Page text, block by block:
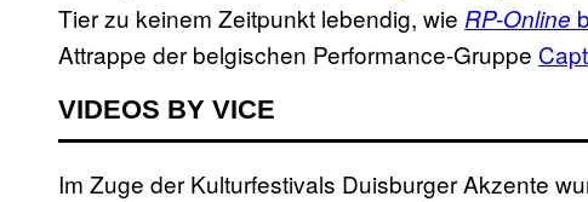
Tier zu keinem Zeitpunkt lebendig, wie RP-Online
Attrappe der belgischen Performance-Gruppe
VIDEOS BY VICE
Im Zuge der Kulturfestivals Duisburger Akzente